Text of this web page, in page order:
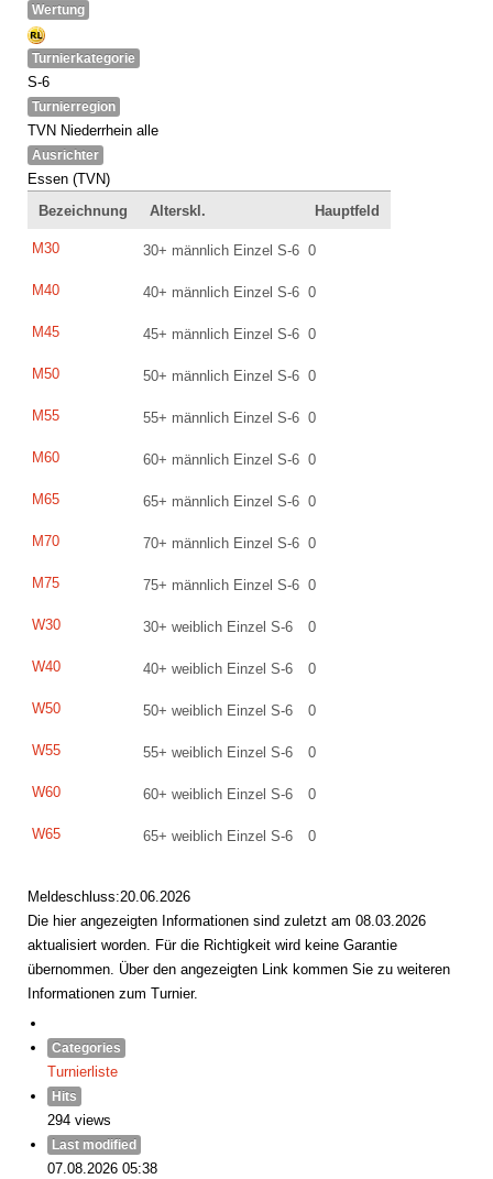
Wertung
Turnierkategorie
S-6
Turnierregion
TVN Niederrhein alle
Ausrichter
Essen (TVN)
Bezeichnung
Alterskl. Hauptfeld
M30 30+ männlich Einzel S-6 0
M40 40+ männlich Einzel S-6 0
M45 45+ männlich Einzel S-6 0
M50 50+ männlich Einzel S-6 0
M55 55+ männlich Einzel S-6 0
M60 60+ männlich Einzel S-6 0
M65 65+ männlich Einzel S-6 0
M70 70+ männlich Einzel S-6 0
M75 75+ männlich Einzel S-6 0
W30 30+ weiblich Einzel S-6 0
W40 40+ weiblich Einzel S-6 0
W50 50+ weiblich Einzel S-6 0
W55 55+ weiblich Einzel S-6 0
W60 60+ weiblich Einzel S-6 0
W65 65+ weiblich Einzel S-6 0
Meldeschluss:20.06.2026
Die hier angezeigten Informationen sind zuletzt am 08.03.2026
aktualisiert worden. Für die Richtigkeit wird keine Garantie
übernommen. Über den angezeigten Link kommen Sie zu weiteren
Informationen zum Turnier.
Categories
Turnierliste
Hits
294 views
Last modified
07.08.2026 05:38